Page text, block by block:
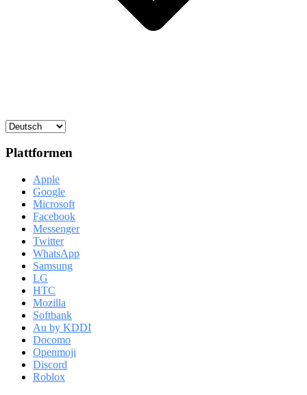
Plattformen
Apple
Google
Microsoft
Facebook
Messenger
Twitter
WhatsApp
Samsung
LG
HTC
Mozilla
Softbank
Au by KDDI
Docomo
Openmoji
Discord
Roblox